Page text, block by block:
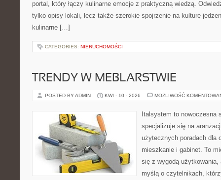
portal, który łączy kulinarne emocje z praktyczną wiedzą.
tylko opisy lokali, lecz także szerokie spojrzenie na kulturę
kulinarne […]
CATEGORIES: NIERUCHOMOŚCI
TRENDY W MEBLARSTWIE
POSTED BY ADMIN KWI - 10 - 2026 MOŻLIWOŚĆ
Italsystem to nowoczesna
specjalizuje się na
użytecznych poradach dla
mieszkanie i gabinet. To
się z wygodą użytkowania,
myślą o czytelnikach,